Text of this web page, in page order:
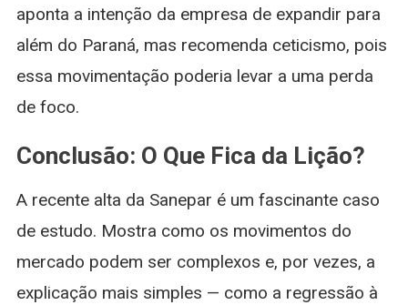
aponta a intenção da empresa de expandir para
além do Paraná, mas recomenda ceticismo, pois
essa movimentação poderia levar a uma perda
de foco.
Conclusão: O Que Fica da Lição?
A recente alta da Sanepar é um fascinante caso
de estudo. Mostra como os movimentos do
mercado podem ser complexos e, por vezes, a
explicação mais simples — como a regressão à